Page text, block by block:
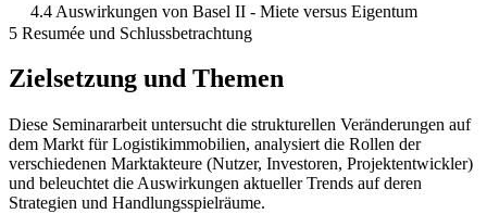
4.4 Auswirkungen von Basel II - Miete versus Eigentum
5 Resumée und Schlussbetrachtung
Zielsetzung und Themen
Diese Seminararbeit untersucht die strukturellen Veränderungen auf
dem Markt für Logistikimmobilien, analysiert die Rollen der
verschiedenen Marktakteure (Nutzer, Investoren, Projektentwickler)
und beleuchtet die Auswirkungen aktueller Trends auf deren
Strategien und Handlungsspielräume.